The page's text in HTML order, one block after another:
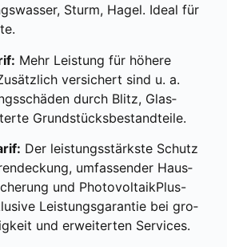
Sturm, Hagel. Ide­al für
Mehr Leis­tung für höhe­re
ver­si­chert sind u. a.
durch Blitz, Glas­
Grund­stücks­be­stand­tei­le.
Der leis­tungs­stärks­te Schutz
umfas­sen­der Haus­
und Pho­to­vol­ta­ik­Plus-
Leis­tungs­ga­ran­tie bei gro­
und erwei­ter­ten Ser­vices.